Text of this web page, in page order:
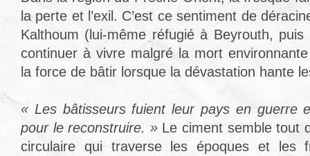
la perte et l’exil. C’est ce sentiment de
Kalthoum (lui-même réfugié à Beyrouth,
continuer à vivre malgré la mort
la force de bâtir lorsque la dévastation hante
« Les bâtisseurs fuient leur pays en guerre
pour le reconstruire. »Le ciment semble tout
circulaire qui traverse les époques et les